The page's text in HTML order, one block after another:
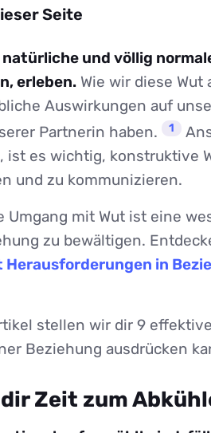
Seite
und völlig
erleben. Wie wir diese
Auswirkungen auf
Partnerin haben.
1
ist es wichtig, konstruktive
und zu kommunizieren.
Umgang mit Wut ist eine
zu bewältigen.
Herausforderungen in
stellen wir dir 9
Beziehung ausdrücken
dir Zeit zum